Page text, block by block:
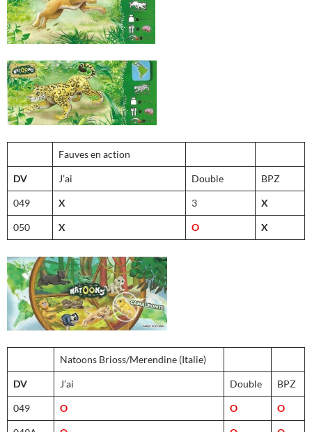
Fauves en action
DV J’ai Double BPZ
049 X 3 X
050 X O X
Natoons Brioss/Merendine (Italie)
DV J’ai Double BPZ
049 O O O